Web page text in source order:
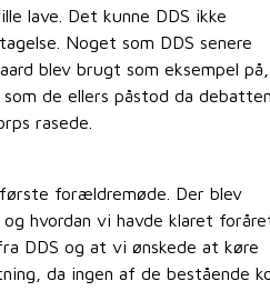
lave. Det kunne DDS ikke
Noget som DDS senere
blev brugt som eksempel
de ellers påstod da debatten
rasede.
forældremøde. Der blev
hvordan vi havde klaret
DDS og at vi ønskede at køre
da ingen af de bestående